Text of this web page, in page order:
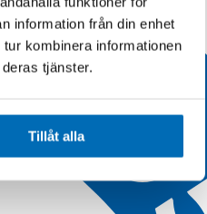
information från din enhet
kombinera informationen
tjänster.
Tillåt alla